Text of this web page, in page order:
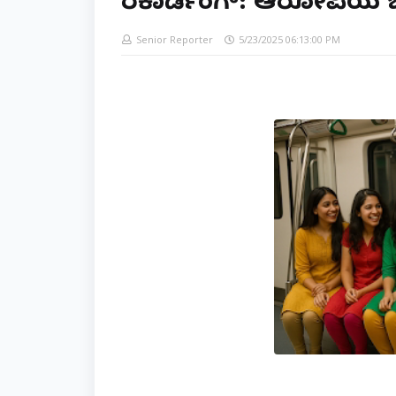
Senior Reporter 5/23/2025 06:13:00 PM